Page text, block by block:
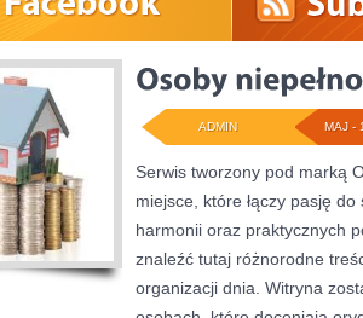
MAJ -
ADMIN
Serwis tworzony pod marką
miejsce, które łączy pasję
harmonii oraz praktycznych
znaleźć tutaj różnorodne
organizacji dnia. Witryna